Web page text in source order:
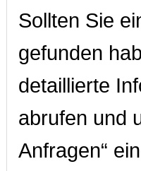
Sollten Sie
gefunden
detaillierte
abrufen und
Anfragen“